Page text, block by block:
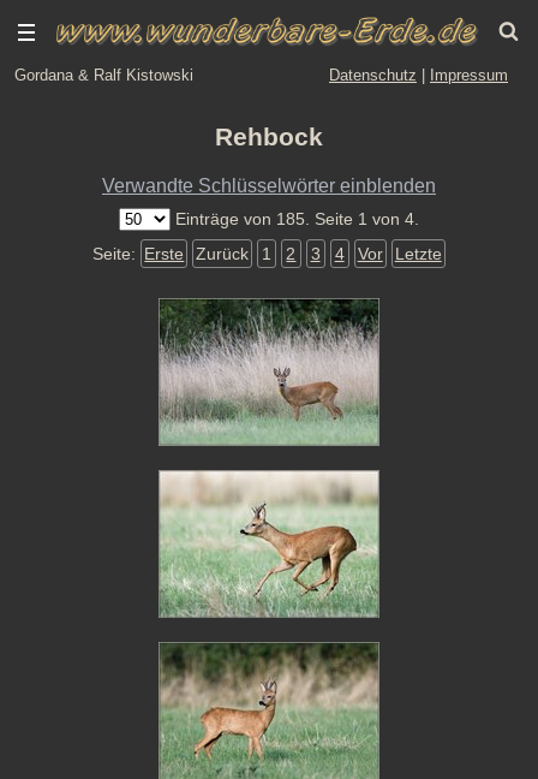
Gordana & Ralf Kistowski Datenschutz Impressum
Rehbock
Verwandte Schlüsselwörter einblenden
Einträge von 185. Seite 1 von 4.
Seite: Erste Zurück 1 2 3 4 Vor Letzte